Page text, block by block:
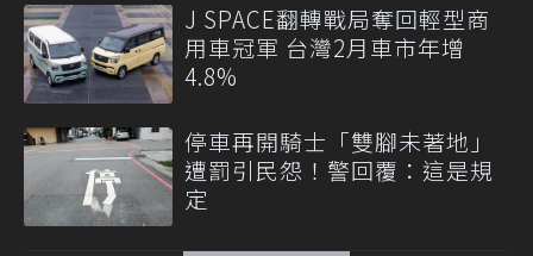
J SPACE翻轉戰局奪回輕型商
用車冠軍 台灣2月車市年增
4.8%
停車再開騎士「雙腳未著地」
遭罰引民怨！警回覆：這是規
定